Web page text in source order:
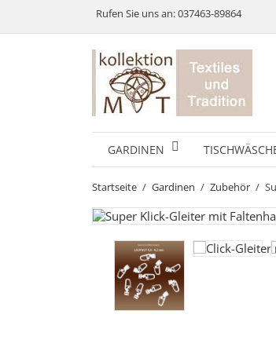
Rufen Sie uns an:037463-89864
GARDINEN
Startseite Gardinen Zubehör